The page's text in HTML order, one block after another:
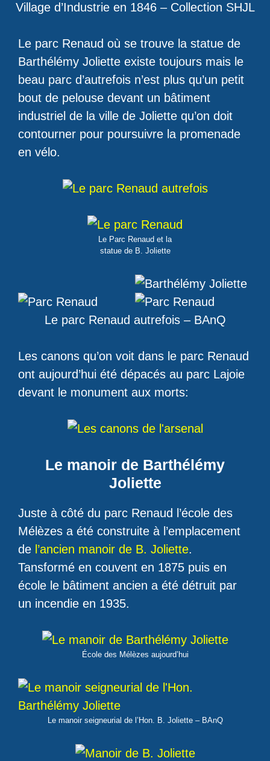
Village d’Industrie en 1846 – Collection SHJL
Le parc Renaud où se trouve la statue de
Barthélémy Joliette existe toujours mais le
beau parc d’autrefois n’est plus qu’un petit
bout de pelouse devant un bâtiment
industriel de la ville de Joliette qu’on doit
contourner pour poursuivre la promenade
en vélo.
Le Parc Renaud et la
statue de B. Joliette
Le parc Renaud autrefois – BAnQ
Les canons qu’on voit dans le parc Renaud
ont aujourd’hui été dépacés au parc Lajoie
devant le monument aux morts:
Le manoir de Barthélémy
Joliette
Juste à côté du parc Renaud l’école des
Mélèzes a été construite à l’emplacement
de l’ancien manoir de B. Joliette.
Tansformé en couvent en 1875 puis en
école le bâtiment ancien a été détruit par
un incendie en 1935.
École des Mélèzes aujourd’hui
Le manoir seigneurial de l’Hon. B. Joliette – BAnQ